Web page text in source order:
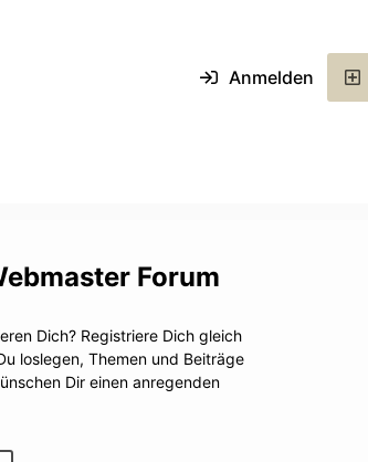
Anmelden
Forum
Dich? Registriere Dich gleich
loslegen, Themen und Beiträge
Dir einen anregenden